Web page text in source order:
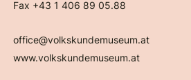
Fax +43 1 406 89 05.88
office@volkskundemuseum.at
www.volkskundemuseum.at